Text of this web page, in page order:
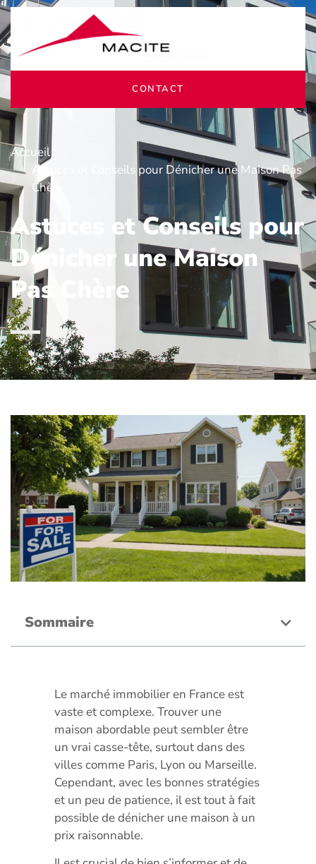
CONTACT
Accueil
Astuces et Conseils pour Dénicher une Maison Pas
Chère
Astuces et Conseils pour
Dénicher une Maison
Pas Chère
Sommaire
Le marché immobilier en France est
vaste et complexe. Trouver une
maison abordable peut sembler être
un vrai casse-tête, surtout dans des
villes comme Paris, Lyon ou Marseille.
Cependant, avec les bonnes stratégies
et un peu de patience, il est tout à fait
possible de dénicher une maison à un
prix raisonnable.